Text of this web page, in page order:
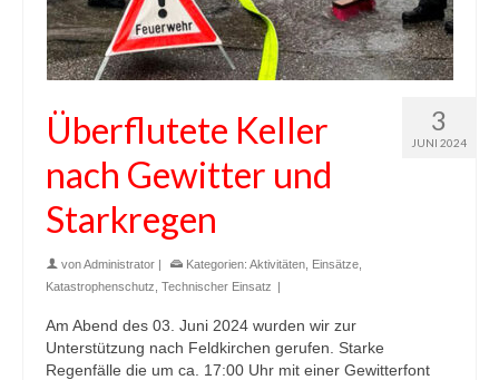
3
JUNI 2024
Überflutete Keller
nach Gewitter und
Starkregen
vonAdministrator | Kategorien: Aktivitäten Einsätze
Katastrophenschutz Technischer Einsatz |
Am Abend des 03. Juni 2024 wurden wir zur
Unterstützung nach Feldkirchen gerufen. Starke
Regenfälle die um ca. 17:00 Uhr mit einer Gewitterfont